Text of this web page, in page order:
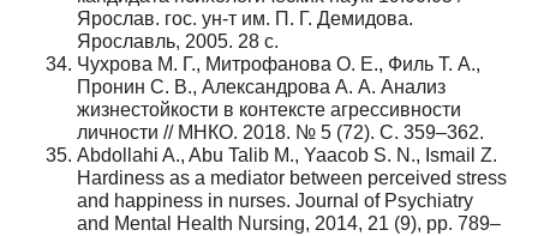
Ярослав. гос. ун-т им. П. Г. Демидова.
Ярославль, 2005. 28 с.
Чухрова М. Г., Митрофанова О. Е., Филь Т. А.,
Пронин С. В., Александрова А. А. Анализ
жизнестойкости в контексте агрессивности
личности // МНКО. 2018. № 5 (72). С. 359–362.
Abdollahi A., Abu Talib M., Yaacob S. N., Ismail Z.
Hardiness as a mediator between perceived stress
and happiness in nurses. Journal of Psychiatry
and Mental Health Nursing, 2014, 21 (9), pp. 789–